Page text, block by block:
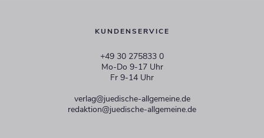
KUNDENSERVICE
+49 30 275833 0
Mo-Do 9-17 Uhr
Fr 9-14 Uhr
verlag@juedische-allgemeine.de
redaktion@juedische-allgemeine.de